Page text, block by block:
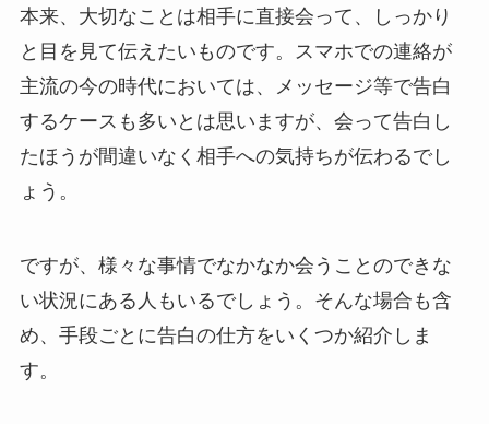
本来、大切なことは相手に直接会って、しっかり
と目を見て伝えたいものです。スマホでの連絡が
主流の今の時代においては、メッセージ等で告白
するケースも多いとは思いますが、会って告白し
たほうが間違いなく相手への気持ちが伝わるでし
ょう。
ですが、様々な事情でなかなか会うことのできな
い状況にある人もいるでしょう。そんな場合も含
め、手段ごとに告白の仕方をいくつか紹介しま
す。